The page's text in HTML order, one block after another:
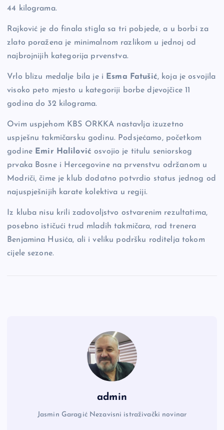
44 kilograma.
Rajković je do finala stigla sa tri pobjede, a u borbi za
zlato poražena je minimalnom razlikom u jednoj od
najbrojnijih kategorija prvenstva.
Vrlo blizu medalje bila je i Esma Fatušić, koja je osvojila
visoko peto mjesto u kategoriji borbe djevojčice 11
godina do 32 kilograma.
Ovim uspjehom KBS ORKKA nastavlja izuzetno
uspješnu takmičarsku godinu. Podsjećamo, početkom
godine Emir Halilović osvojio je titulu seniorskog
prvaka Bosne i Hercegovine na prvenstvu održanom u
Modriči, čime je klub dodatno potvrdio status jednog od
najuspješnijih karate kolektiva u regiji.
Iz kluba nisu krili zadovoljstvo ostvarenim rezultatima,
posebno ističući trud mladih takmičara, rad trenera
Benjamina Husića, ali i veliku podršku roditelja tokom
cijele sezone.
admin
Jasmin Garagić Nezavisni istraživački novinar